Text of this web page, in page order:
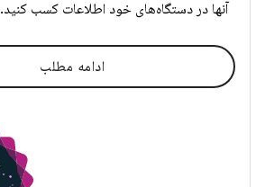
آنها در دستگاه‌های خود اطلاعات کسب کنید.
ادامه مطلب